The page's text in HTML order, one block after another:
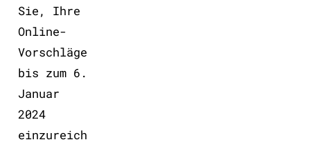
Sie, Ihre
Online-
Vorschläge
bis zum 6.
Januar
2024
einzureich